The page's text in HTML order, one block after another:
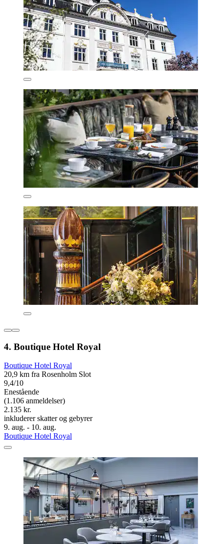
4. Boutique Hotel Royal
Boutique Hotel Royal
20,9 km fra Rosenholm Slot
9,4/10
Enestående
(1.106 anmeldelser)
2.135 kr.
inkluderer skatter og gebyrer
9. aug. - 10. aug.
Boutique Hotel Royal